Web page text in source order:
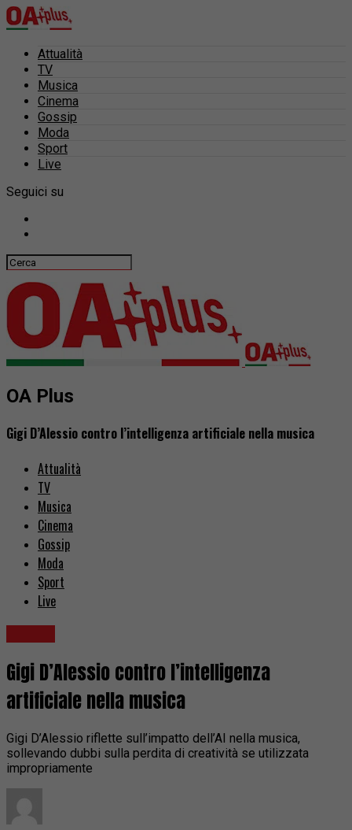
Attualità
TV
Musica
Cinema
Gossip
Moda
Sport
Live
Seguici su
OA Plus
Gigi D’Alessio contro l’intelligenza artificiale nella musica
Attualità
TV
Musica
Cinema
Gossip
Moda
Sport
Live
Gigi D’Alessio contro l’intelligenza
artificiale nella musica
Gigi D’Alessio riflette sull’impatto dell’AI nella musica,
sollevando dubbi sulla perdita di creatività se utilizzata
impropriamente